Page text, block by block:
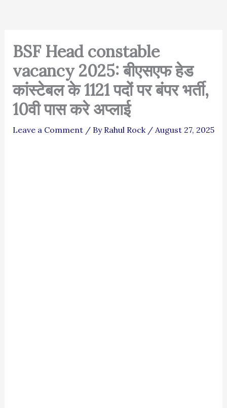
BSF Head constable
vacancy 2025: बीएसएफ हेड
कांस्टेबल के 1121 पदों पर बंपर भर्ती,
10वी पास करे अप्लाई
Leave a Comment / By Rahul Rock / August 27, 2025